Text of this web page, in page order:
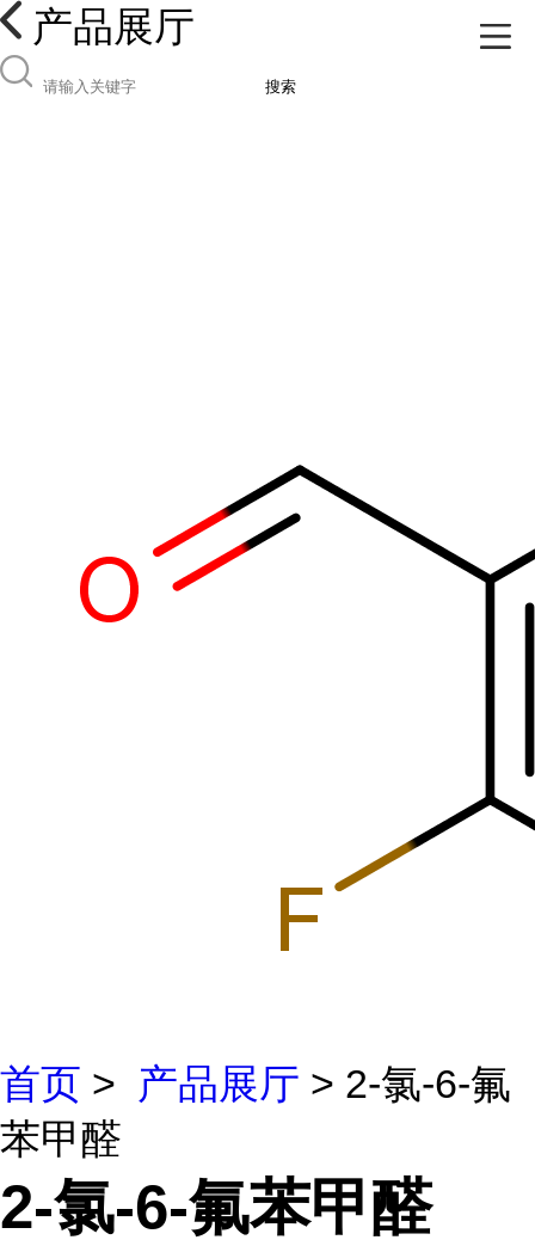
产品展厅
搜索
首页 > 产品展厅 > 2-氯-6-氟
苯甲醛
2-氯-6-氟苯甲醛